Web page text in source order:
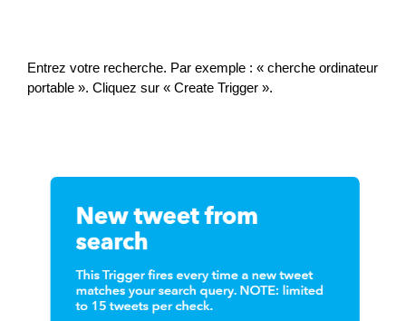
Entrez votre recherche. Par exemple : « cherche ordinateur
portable ». Cliquez sur « Create Trigger ».